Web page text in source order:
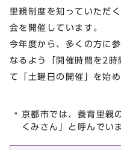
里親制度を知っていただ
会を開催しています。
今年度から、多くの方に
なるよう「開催時間を2時
て「土曜日の開催」を始め
京都市では、養育里親
くみさん」と呼んでい